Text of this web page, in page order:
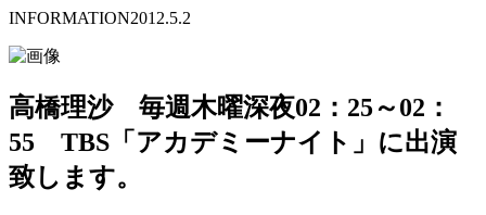
INFORMATION2012.5.2
高橋理沙 毎週木曜深夜02：25～02：
55 TBS「アカデミーナイト」に出演
致します。